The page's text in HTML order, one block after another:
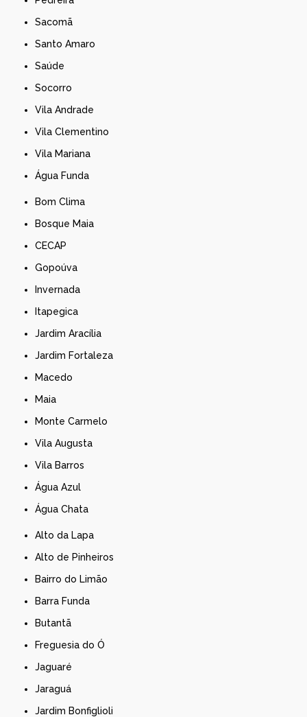
Sacomã
Santo Amaro
Saúde
Socorro
Vila Andrade
Vila Clementino
Vila Mariana
Água Funda
Bom Clima
Bosque Maia
CECAP
Gopoúva
Invernada
Itapegica
Jardim Aracília
Jardim Fortaleza
Macedo
Maia
Monte Carmelo
Vila Augusta
Vila Barros
Água Azul
Água Chata
Alto da Lapa
Alto de Pinheiros
Bairro do Limão
Barra Funda
Butantã
Freguesia do Ó
Jaguaré
Jaraguá
Jardim Bonfiglioli